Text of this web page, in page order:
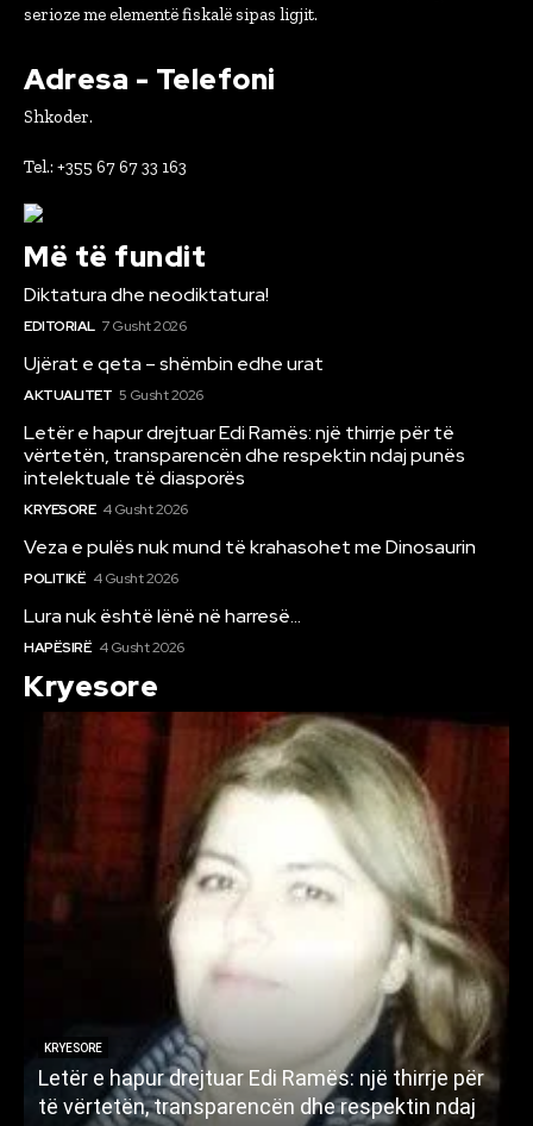
serioze me elementë fiskalë sipas ligjit.
Adresa - Telefoni
Shkoder.
Tel.: +355 67 67 33 163
Më të fundit
Diktatura dhe neodiktatura!
EDITORIAL 7 Gusht 2026
Ujërat e qeta – shëmbin edhe urat
AKTUALITET 5 Gusht 2026
Letër e hapur drejtuar Edi Ramës: një thirrje për të
vërtetën, transparencën dhe respektin ndaj punës
intelektuale të diasporës
KRYESORE 4 Gusht 2026
Veza e pulës nuk mund të krahasohet me Dinosaurin
POLITIKË 4 Gusht 2026
Lura nuk është lënë në harresë…
HAPËSIRË 4 Gusht 2026
Kryesore
KRYESORE
Letër e hapur drejtuar Edi Ramës: një thirrje për
të vërtetën, transparencën dhe respektin ndaj